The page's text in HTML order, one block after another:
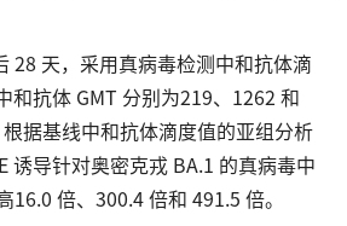
28 天，采用真病毒检测中和抗体滴
和抗体 GMT 分别为219、1262 和
据基线中和抗体滴度值的亚组分析
诱导针对奥密克戎 BA.1 的真病毒中
倍、300.4 倍和 491.5 倍。